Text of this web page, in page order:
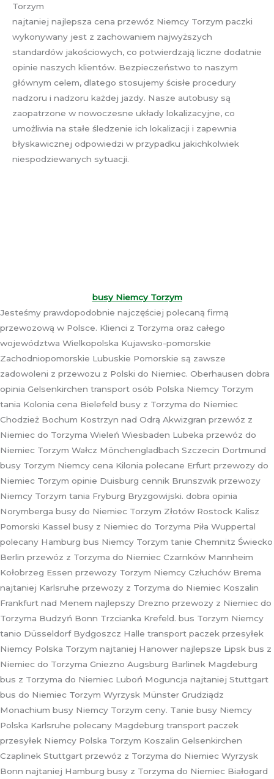
Torzym
najtaniej najlepsza cena przewóz Niemcy Torzym paczki
wykonywany jest z zachowaniem najwyższych
standardów jakościowych, co potwierdzają liczne dodatnie
opinie naszych klientów. Bezpieczeństwo to naszym
głównym celem, dlatego stosujemy ścisłe procedury
nadzoru i nadzoru każdej jazdy. Nasze autobusy są
zaopatrzone w nowoczesne układy lokalizacyjne, co
umożliwia na stałe śledzenie ich lokalizacji i zapewnia
błyskawicznej odpowiedzi w przypadku jakichkolwiek
niespodziewanych sytuacji.
busy Niemcy Torzym
Jesteśmy prawdopodobnie najczęściej polecaną firmą
przewozową w Polsce. Klienci z Torzyma oraz całego
województwa Wielkopolska Kujawsko-pomorskie
Zachodniopomorskie Lubuskie Pomorskie są zawsze
zadowoleni z przewozu z Polski do Niemiec. Oberhausen dobra
opinia Gelsenkirchen transport osób Polska Niemcy Torzym
tania Kolonia cena Bielefeld busy z Torzyma do Niemiec
Chodzież Bochum Kostrzyn nad Odrą Akwizgran przewóz z
Niemiec do Torzyma Wieleń Wiesbaden Lubeka przewóz do
Niemiec Torzym Wałcz Mönchengladbach Szczecin Dortmund
busy Torzym Niemcy cena Kilonia polecane Erfurt przewozy do
Niemiec Torzym opinie Duisburg cennik Brunszwik przewozy
Niemcy Torzym tania Fryburg Bryzgowijski. dobra opinia
Norymberga busy do Niemiec Torzym Złotów Rostock Kalisz
Pomorski Kassel busy z Niemiec do Torzyma Piła Wuppertal
polecany Hamburg bus Niemcy Torzym tanie Chemnitz Świecko
Berlin przewóz z Torzyma do Niemiec Czarnków Mannheim
Kołobrzeg Essen przewozy Torzym Niemcy Człuchów Brema
najtaniej Karlsruhe przewozy z Torzyma do Niemiec Koszalin
Frankfurt nad Menem najlepszy Drezno przewozy z Niemiec do
Torzyma Budzyń Bonn Trzcianka Krefeld. bus Torzym Niemcy
tanio Düsseldorf Bydgoszcz Halle transport paczek przesyłek
Niemcy Polska Torzym najtaniej Hanower najlepsze Lipsk bus z
Niemiec do Torzyma Gniezno Augsburg Barlinek Magdeburg
bus z Torzyma do Niemiec Luboń Moguncja najtaniej Stuttgart
bus do Niemiec Torzym Wyrzysk Münster Grudziądz
Monachium busy Niemcy Torzym ceny. Tanie busy Niemcy
Polska Karlsruhe polecany Magdeburg transport paczek
przesyłek Niemcy Polska Torzym Koszalin Gelsenkirchen
Czaplinek Stuttgart przewóz z Torzyma do Niemiec Wyrzysk
Bonn najtaniej Hamburg busy z Torzyma do Niemiec Białogard